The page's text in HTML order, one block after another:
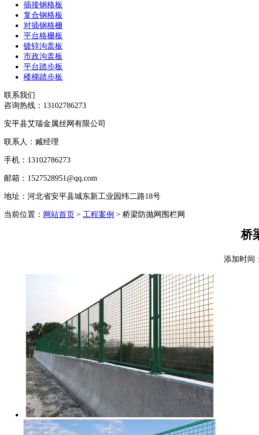
插接钢格板
复合钢格板
对插钢格栅
平台格栅板
镀锌沟盖板
市政沟盖板
平台踏步板
楼梯踏步板
联系我们
咨询热线： 13102786273
安平县艾瑞金属丝网有限公司
联系人：臧经理
手机：13102786273
邮箱：1527528951@qq.com
地址：河北省安平县城东新工业园纬二路18号
当前位置： 网站首页 > 工程案例 > 桥梁防抛网围栏网
桥
添加时间